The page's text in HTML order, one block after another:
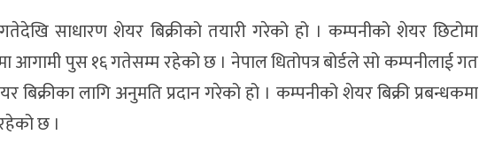
साधारण शेयर बिक्रीको तयारी गरेको हो । कम्पनीको शेयर छिटोमा
आगामी पुस १६ गतेसम्म रहेको छ । नेपाल धितोपत्र बोर्डले सो कम्पनीलाई गत
बिक्रीका लागि अनुमति प्रदान गरेको हो । कम्पनीको शेयर बिक्री प्रबन्धकमा
छ ।